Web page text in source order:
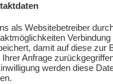
als Websitebetreiber
damit auf diese zur
Anfrage
werden diese